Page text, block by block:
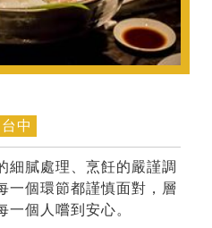
台中
細膩處理、烹飪的嚴謹調
一個環節都謹慎面對，層
一個人嚐到安心。